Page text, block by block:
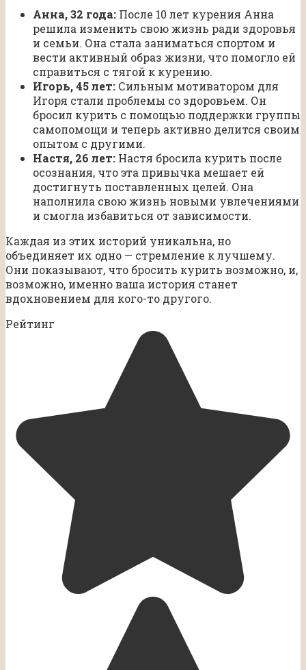
Анна, 32 года: После 10 лет курения Анна
решила изменить свою жизнь ради здоровья
и семьи. Она стала заниматься спортом и
вести активный образ жизни, что помогло ей
справиться с тягой к курению.
Игорь, 45 лет: Сильным мотиватором для
Игоря стали проблемы со здоровьем. Он
бросил курить с помощью поддержки группы
самопомощи и теперь активно делится своим
опытом с другими.
Настя, 26 лет: Настя бросила курить после
осознания, что эта привычка мешает ей
достигнуть поставленных целей. Она
наполнила свою жизнь новыми увлечениями
и смогла избавиться от зависимости.
Каждая из этих историй уникальна, но
объединяет их одно — стремление к лучшему.
Они показывают, что бросить курить возможно, и,
возможно, именно ваша история станет
вдохновением для кого-то другого.
Рейтинг